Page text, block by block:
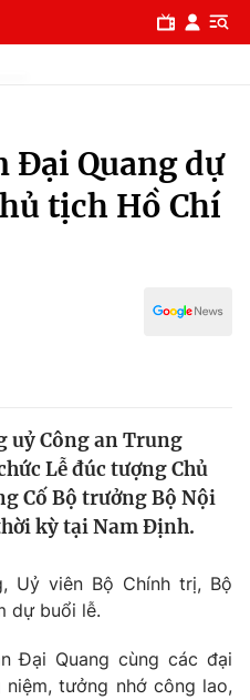
Đại Quang dự
tịch Hồ Chí
uỷ Công an Trung
Lễ đúc tượng Chủ
Cố Bộ trưởng Bộ Nội
kỳ tại Nam Định.
Uỷ viên Bộ Chính trị, Bộ
dự buổi lễ.
Đại Quang cùng các đại
tưởng nhớ công lao,